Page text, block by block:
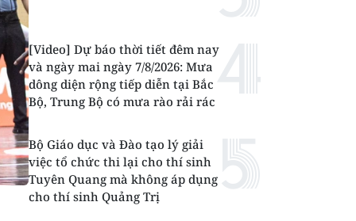
[Video] Dự báo thời tiết đêm nay
và ngày mai ngày 7/8/2026: Mưa
dông diện rộng tiếp diễn tại Bắc
Bộ, Trung Bộ có mưa rào rải rác
Bộ Giáo dục và Đào tạo lý giải
việc tổ chức thi lại cho thí sinh
Tuyên Quang mà không áp dụng
cho thí sinh Quảng Trị